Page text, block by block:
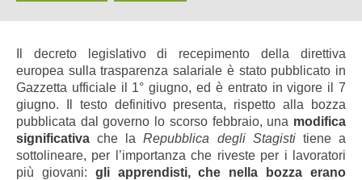
Il decreto legislativo di recepimento della direttiva
europea sulla trasparenza salariale è stato pubblicato in
Gazzetta ufficiale il 1° giugno, ed è entrato in vigore il 7
giugno. Il testo definitivo presenta, rispetto alla bozza
pubblicata dal governo lo scorso febbraio, una modifica
significativa che laRepubblica degli Stagistitiene a
sottolineare, per l’importanza che riveste per i lavoratori
più giovani: gli apprendisti, che nella bozza erano